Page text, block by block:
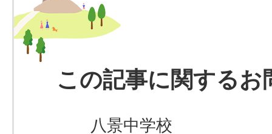
この記事に関するお
八景中学校